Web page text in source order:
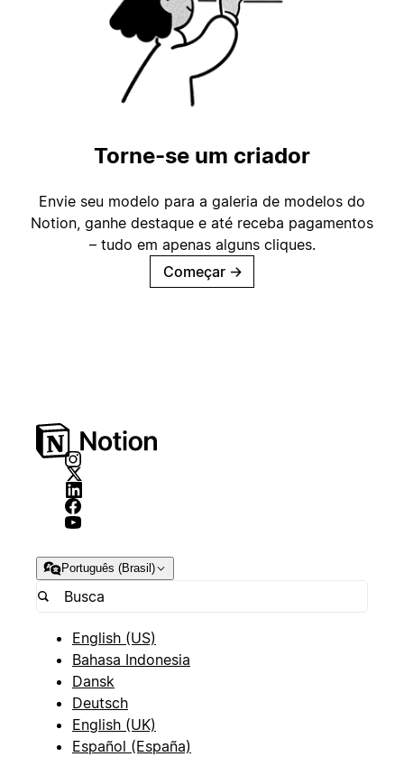
Torne-se um criador
Envie seu modelo para a galeria de modelos do
Notion, ganhe destaque e até receba pagamentos
– tudo em apenas alguns cliques.
Começar →
Português (Brasil)
English (US)
Bahasa Indonesia
Dansk
Deutsch
English (UK)
Español (España)